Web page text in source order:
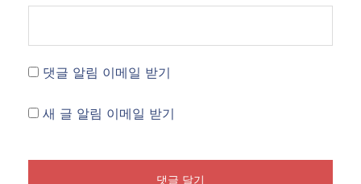
댓글 알림 이메일 받기
새 글 알림 이메일 받기